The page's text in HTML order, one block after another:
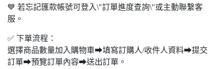
💙 若忘記匯款帳號可登入\"訂單進度查詢\"或主動聯繫客
服。
✅ 下單流程：
選擇商品數量加入購物車➡填寫訂購人/收件人資料➡提交
訂單➡預覽訂單內容➡送出訂單。